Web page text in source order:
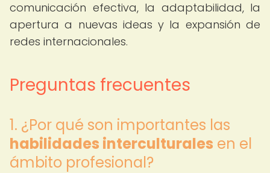
comunicación efectiva, la adaptabilidad, la
apertura a nuevas ideas y la expansión de
redes internacionales.
Preguntas frecuentes
1. ¿Por qué son importantes las
habilidades interculturales en el
ámbito profesional?